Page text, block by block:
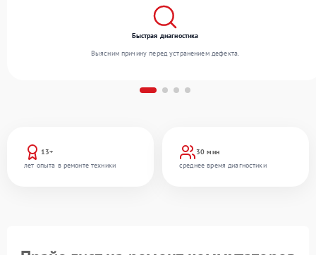
13+
лет опыта в ремонте техники
30 мин
среднее время диагностики
Быстрая диагностика
Выясним причину перед устранением дефекта.